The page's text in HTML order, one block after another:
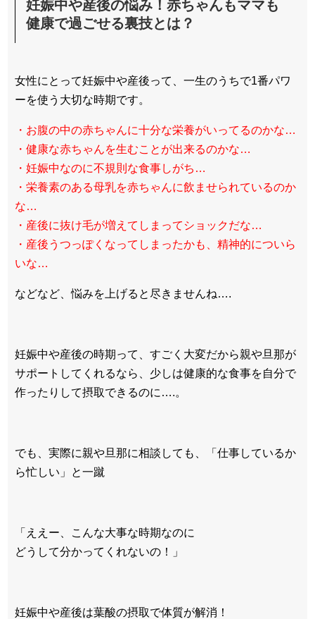
妊娠中や産後の悩み！赤ちゃんもママも
健康で過ごせる裏技とは？
女性にとって妊娠中や産後って、一生のうちで1番パワ
ーを使う大切な時期です。
・お腹の中の赤ちゃんに十分な栄養がいってるのかな…
・健康な赤ちゃんを生むことが出来るのかな…
・妊娠中なのに不規則な食事しがち…
・栄養素のある母乳を赤ちゃんに飲ませられているのか
な…
・産後に抜け毛が増えてしまってショックだな…
・産後うつっぽくなってしまったかも、精神的についら
いな…
などなど、悩みを上げると尽きませんね….
妊娠中や産後の時期って、すごく大変だから親や旦那が
サポートしてくれるなら、少しは健康的な食事を自分で
作ったりして摂取できるのに….。
でも、実際に親や旦那に相談しても、「仕事しているか
ら忙しい」と一蹴
「ええー、こんな大事な時期なのに
どうして分かってくれないの！」
妊娠中や産後は葉酸の摂取で体質が解消！